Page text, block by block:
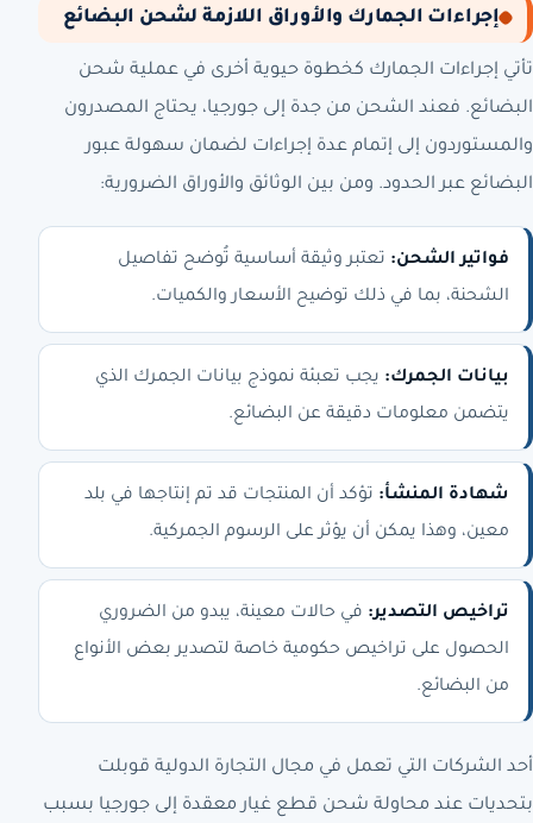
إجراءات الجمارك والأوراق اللازمة لشحن البضائع
تأتي إجراءات الجمارك كخطوة حيوية أخرى في عملية شحن
البضائع. فعند الشحن من جدة إلى جورجيا، يحتاج المصدرون
والمستوردون إلى إتمام عدة إجراءات لضمان سهولة عبور
البضائع عبر الحدود. ومن بين الوثائق والأوراق الضرورية:
فواتير الشحن: تعتبر وثيقة أساسية تُوضح تفاصيل
الشحنة، بما في ذلك توضيح الأسعار والكميات.
بيانات الجمرك: يجب تعبئة نموذج بيانات الجمرك الذي
يتضمن معلومات دقيقة عن البضائع.
شهادة المنشأ: تؤكد أن المنتجات قد تم إنتاجها في بلد
معين، وهذا يمكن أن يؤثر على الرسوم الجمركية.
تراخيص التصدير: في حالات معينة، يبدو من الضروري
الحصول على تراخيص حكومية خاصة لتصدير بعض الأنواع
من البضائع.
أحد الشركات التي تعمل في مجال التجارة الدولية قوبلت
بتحديات عند محاولة شحن قطع غيار معقدة إلى جورجيا بسبب